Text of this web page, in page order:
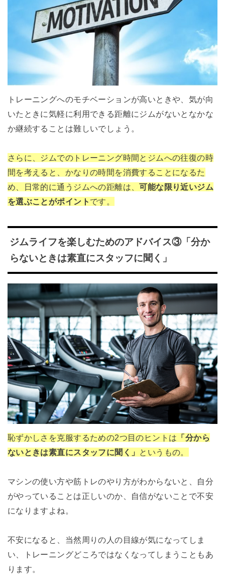
トレーニングへのモチベーションが高いときや、気が向
いたときに気軽に利用できる距離にジムがないとなかな
か継続することは難しいでしょう。
さらに、ジムでのトレーニング時間とジムへの往復の時
間を考えると、かなりの時間を消費することになるた
め、日常的に通うジムへの距離は、可能な限り近いジム
を選ぶことがポイント です。
ジムライフを楽しむためのアドバイス③「分か
らないときは素直にスタッフに聞く」
恥ずかしさを克服するための2つ目のヒントは 「分から
ないときは素直にスタッフに聞く」 というもの。
マシンの使い方や筋トレのやり方がわからないと、自分
がやっていることは正しいのか、自信がないことで不安
になりますよね。
不安になると、当然周りの人の目線が気になってしま
い、トレーニングどころではなくなってしまうこともあ
ります。